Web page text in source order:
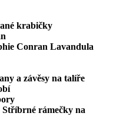
krabičky
Conran Lavandula
a závěsy na talíře
Stříbrné rámečky na